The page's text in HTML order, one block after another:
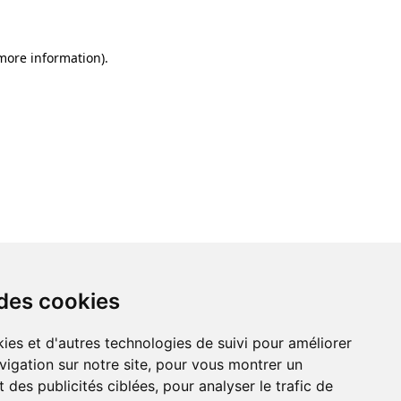
cookies
et d'autres technologies de suivi pour améliorer
sur notre site, pour vous montrer un
des publicités ciblées, pour analyser le trafic de
information).